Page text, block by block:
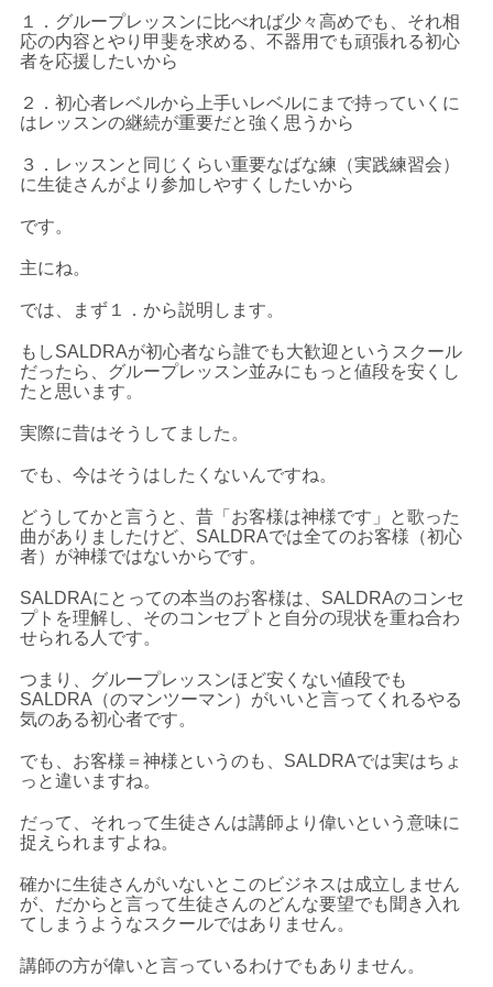
１．グループレッスンに比べれば少々高めでも、それ相
応の内容とやり甲斐を求める、不器用でも頑張れる初心
者を応援したいから
２．初心者レベルから上手いレベルにまで持っていくに
はレッスンの継続が重要だと強く思うから
３．レッスンと同じくらい重要なばな練（実践練習会）
に生徒さんがより参加しやすくしたいから
です。
主にね。
では、まず１．から説明します。
もしSALDRAが初心者なら誰でも大歓迎というスクール
だったら、グループレッスン並みにもっと値段を安くし
たと思います。
実際に昔はそうしてました。
でも、今はそうはしたくないんですね。
どうしてかと言うと、昔「お客様は神様です」と歌った
曲がありましたけど、SALDRAでは全てのお客様（初心
者）が神様ではないからです。
SALDRAにとっての本当のお客様は、SALDRAのコンセ
プトを理解し、そのコンセプトと自分の現状を重ね合わ
せられる人です。
つまり、グループレッスンほど安くない値段でも
SALDRA（のマンツーマン）がいいと言ってくれるやる
気のある初心者です。
でも、お客様＝神様というのも、SALDRAでは実はちょ
っと違いますね。
だって、それって生徒さんは講師より偉いという意味に
捉えられますよね。
確かに生徒さんがいないとこのビジネスは成立しません
が、だからと言って生徒さんのどんな要望でも聞き入れ
てしまうようなスクールではありません。
講師の方が偉いと言っているわけでもありません。